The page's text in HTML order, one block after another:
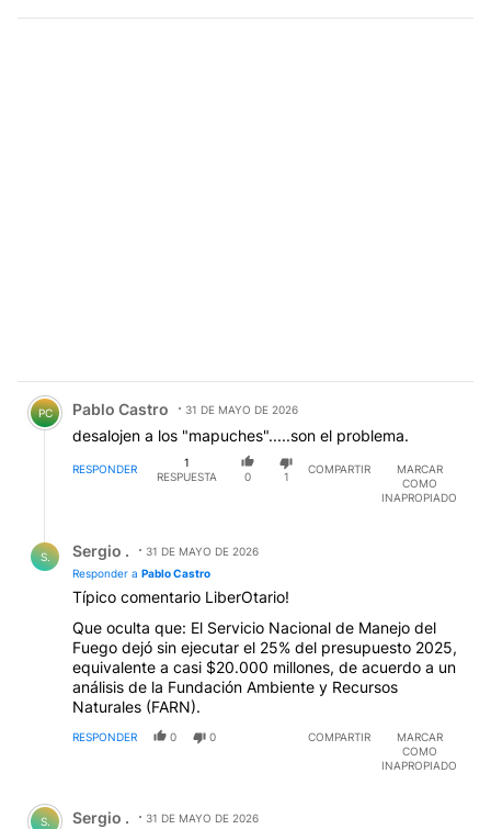
Comentario de Pablo Castro.
PC Pablo Castro 31 DE MAYO DE 2026
desalojen a los "mapuches".....son el problema.
RESPONDER
1
RESPUESTA
0 1
COMPARTIR
MARCAR
COMO
INAPROPIADO
S. Sergio .
31 DE MAYO DE 2026
Responder a Pablo Castro
Típico comentario LiberOtario!
Que oculta que: El Servicio Nacional de Manejo del
Fuego dejó sin ejecutar el 25% del presupuesto 2025,
equivalente a casi $20.000 millones, de acuerdo a un
análisis de la Fundación Ambiente y Recursos
Naturales (FARN).
RESPONDER 0 0 COMPARTIR
MARCAR
COMO
INAPROPIADO
Comentario de Sergio ..
S. Sergio . 31 DE MAYO DE 2026